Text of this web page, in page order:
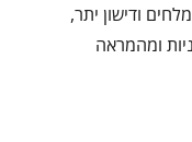
ודישון יתר,
ומהמראה